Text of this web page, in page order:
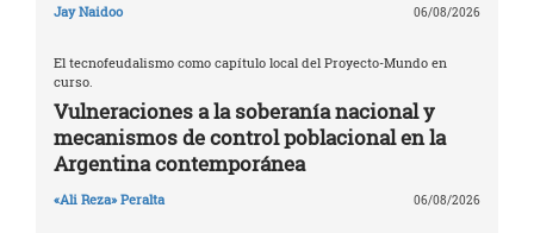
Jay Naidoo 06/08/2026
El tecnofeudalismo como capítulo local del Proyecto-Mundo en
curso.
Vulneraciones a la soberanía nacional y
mecanismos de control poblacional en la
Argentina contemporánea
«Ali Reza» Peralta 06/08/2026